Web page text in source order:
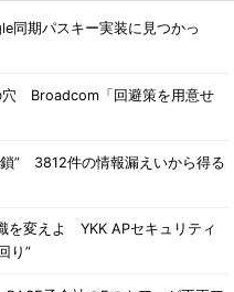
期パスキー実装に見つかっ
穴 Broadcom「回避策を用意せ
” 3812件の情報漏えいから得る
を変えよ YKK APセキュリティ
り”